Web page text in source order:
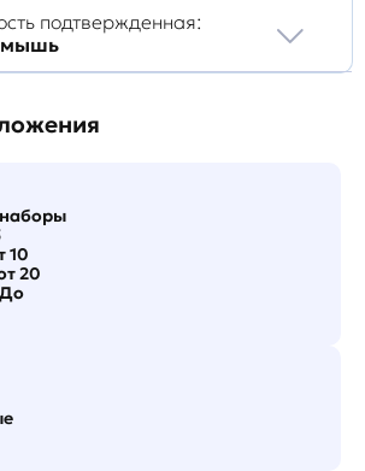
подтвержденная:
мышь
10
20